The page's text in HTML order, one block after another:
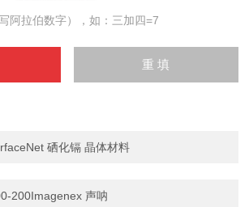
阿拉伯数字），如：三加四=7
硒化镉 晶体材料
200Imagenex 声呐